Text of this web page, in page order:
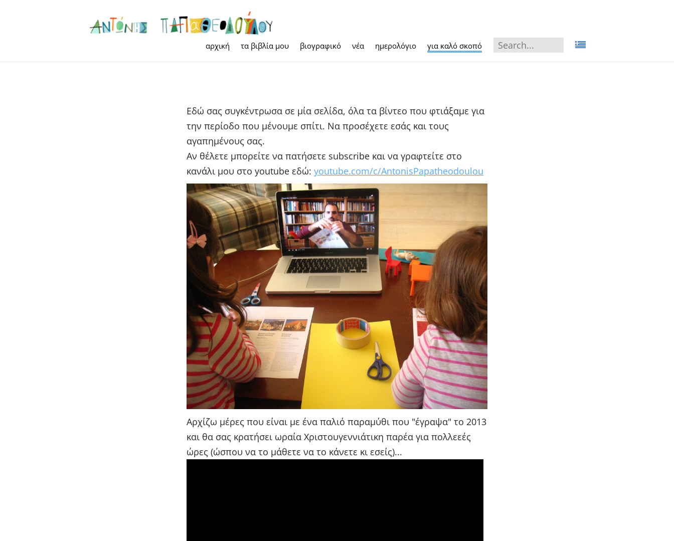
αρχική τα βιβλία μου βιογραφικό νέα ημερολόγιο για καλό σκοπό
Εδώ σας συγκέντρωσα σε μία σελίδα, όλα τα βίντεο που φτιάξαμε για
την περίοδο που μένουμε σπίτι. Να προσέχετε εσάς και τους
αγαπημένους σας.
Αν θέλετε μπορείτε να πατήσετε subscribe και να γραφτείτε στο
κανάλι μου στο youtube εδώ: youtube.com/c/AntonisPapatheodoulou
Αρχίζω μέρες που είναι με ένα παλιό παραμύθι που "έγραψα" το 2013
και θα σας κρατήσει ωραία Χριστουγεννιάτικη παρέα για πολλεεές
ώρες (ώσπου να το μάθετε να το κάνετε κι εσείς)...